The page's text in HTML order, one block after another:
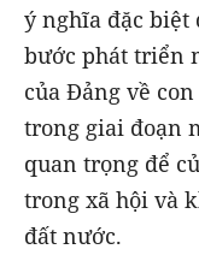
ý nghĩa đặc
bước phát triển
của Đảng về
trong giai đoạn
quan trọng để
trong xã hội và
đất nước.